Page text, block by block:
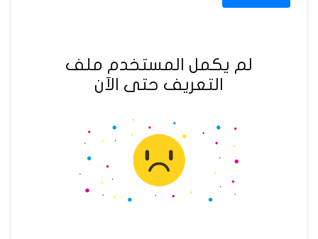
لم يكمل المستخدم ملف
التعريف حتى الآن